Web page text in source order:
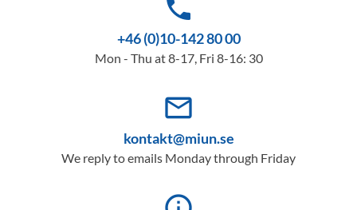
phone
+46 (0)10-142 80 00
Mon - Thu at 8-17, Fri 8-16: 30
mail_outline
kontakt@miun.se
We reply to emails Monday through Friday